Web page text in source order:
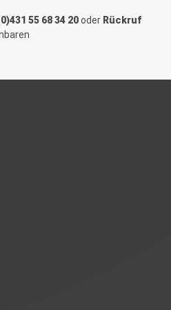
55 68 34 20oder Rückruf